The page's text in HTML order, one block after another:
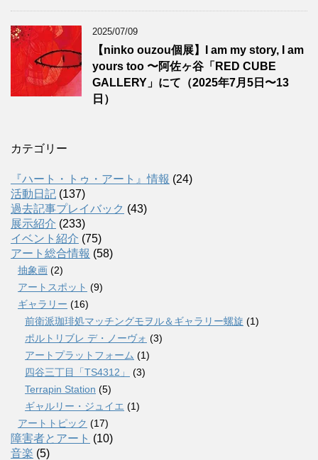
2025/07/09
【ninko ouzou個展】I am my story, I am
yours too 〜阿佐ヶ谷「RED CUBE
GALLERY」にて（2025年7月5日〜13
日）
カテゴリー
『ハート・トゥ・アート』情報 (24)
活動日記 (137)
過去記事プレイバック (43)
展示紹介 (233)
イベント紹介 (75)
アート総合情報 (58)
抽象画 (2)
アートスポット (9)
ギャラリー (16)
前衛派珈琲処マッチングモヲル＆ギャラリー螺旋 (1)
ポルトリブレ デ・ノーヴォ (3)
アートプラットフォーム (1)
四谷三丁目「TS4312」
(3)
Terrapin Station (5)
ギャルリー・ジュイエ (1)
アートトピック (17)
障害者とアート (10)
音楽 (5)